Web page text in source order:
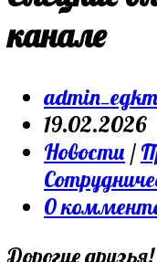
канале
admin_egkm
19.02.2026
Новости /
0
Дорогие